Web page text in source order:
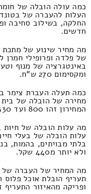
כמה עולה הובלה של
העלות להעברה של
חדשים.
מה מחיר שינוע של
של פלדה ופרופילי חמרן
ומקסימום 270 ש"ח.
כמה תעלה העברת צימר
מחירה של הובלה של
המחירון זהו 800 ועד 330 ש"ח.
מה עלות הובלה של
עלות הובלה של בעלי
ולא יותר מ440 שקל.
מה המחיר של העברה של
תעריף הובלת אוכל
ופריקה מהאיזור התעריף זהו 650 ולא יותר מ240